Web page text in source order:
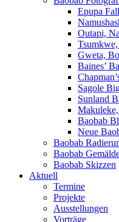
Epupa
Outapi,
Gweta,
Baines’
Sagole
Sunland
Baobab
Neue
Baobab
Baobab
Baobab Skizzen
Aktuell
Termine
Projekte
Ausstellungen
Vorträge